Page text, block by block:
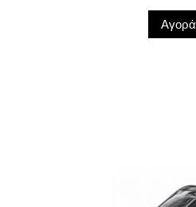
Αγορά